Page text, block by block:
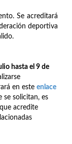
Se acreditará
deportiva
hasta el 9 de
en este enlace
se solicitan, es
que acredite